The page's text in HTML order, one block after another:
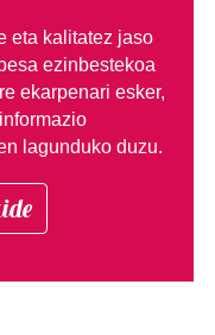
eta kalitatez jaso
ezinbestekoa
ekarpenari esker,
lagunduko duzu.